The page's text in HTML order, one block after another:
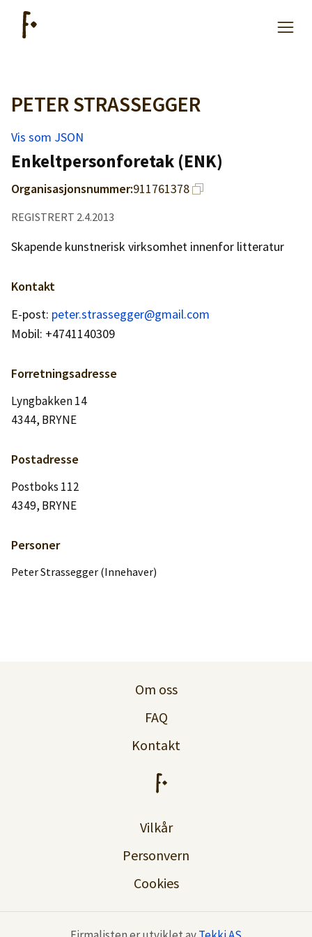
Artikler
Hjelp
Kjøpe lister
Priser
Logg inn
Lag konto
PETER STRASSEGGER
Vis som JSON
Enkeltpersonforetak (ENK)
Organisasjonsnummer:911761378
REGISTRERT 2.4.2013
Skapende kunstnerisk virksomhet innenfor litteratur
Kontakt
E-post: peter.strassegger@gmail.com
Mobil: +4741140309
Forretningsadresse
Lyngbakken 14
4344, BRYNE
Postadresse
Postboks 112
4349, BRYNE
Personer
Peter Strassegger (Innehaver)
Om oss
FAQ
Kontakt
Vilkår
Personvern
Cookies